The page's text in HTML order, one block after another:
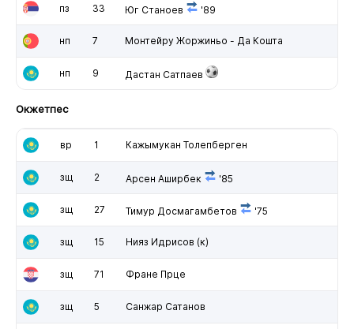
пз 33 Юг Станоев '89
нп 7 Монтейру Жоржиньо - Да Кошта
нп 9 Дастан Сатпаев
Окжетпес
вр 1 Кажымукан Толепберген
зщ 2 Арсен Аширбек '85
зщ 27 Тимур Досмагамбетов '75
зщ 15 Нияз Идрисов (к)
зщ 71 Фране Прце
зщ 5 Санжар Сатанов